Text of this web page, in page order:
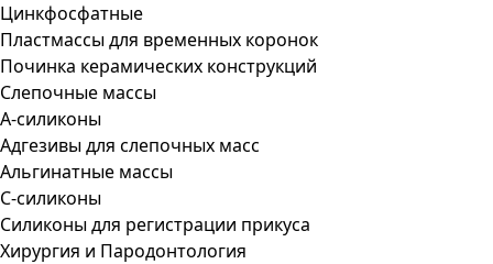
Цинкфосфатные
Пластмассы для временных коронок
Починка керамических конструкций
Слепочные массы
А-силиконы
Адгезивы для слепочных масс
Альгинатные массы
С-силиконы
Силиконы для регистрации прикуса
Хирургия и Пародонтология